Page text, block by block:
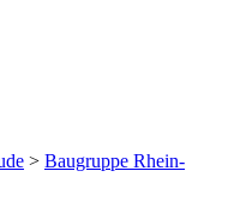
> Baugruppe Rhein-